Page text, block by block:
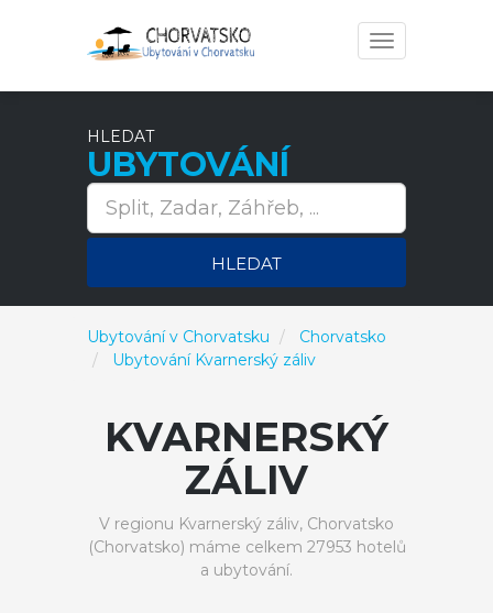
Toggle
navigation
HLEDAT
UBYTOVÁNÍ
HLEDAT
Ubytování v Chorvatsku
Chorvatsko
Ubytování Kvarnerský záliv
KVARNERSKÝ
ZÁLIV
V regionu Kvarnerský záliv, Chorvatsko
(Chorvatsko) máme celkem 27953 hotelů
a ubytování.